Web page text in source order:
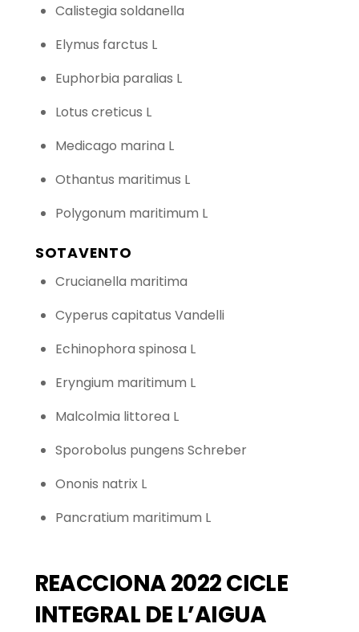
Calistegia soldanella
Elymus farctus L
Euphorbia paralias L
Lotus creticus L
Medicago marina L
Othantus maritimus L
Polygonum maritimum L
SOTAVENTO
Crucianella maritima
Cyperus capitatus Vandelli
Echinophora spinosa L
Eryngium maritimum L
Malcolmia littorea L
Sporobolus pungens Schreber
Ononis natrix L
Pancratium maritimum L
REACCIONA 2022 CICLE
INTEGRAL DE L’AIGUA